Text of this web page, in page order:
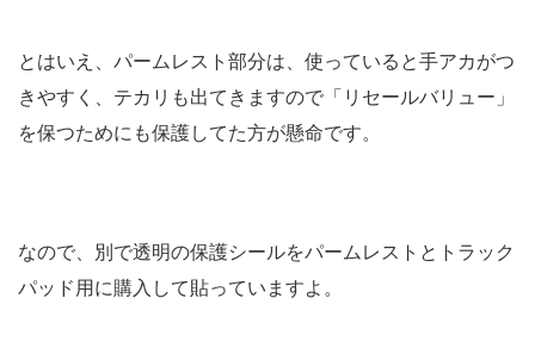
とはいえ、パームレスト部分は、使っていると手アカがつ
きやすく、テカリも出てきますので「リセールバリュー」
を保つためにも保護してた方が懸命です。
なので、別で透明の保護シールをパームレストとトラック
パッド用に購入して貼っていますよ。